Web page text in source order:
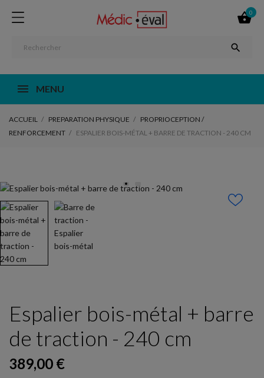

0

MENU
ACCUEIL PREPARATION PHYSIQUE
PROPRIOCEPTION /
RENFORCEMENT
ESPALIER BOIS-MÉTAL + BARRE DE TRACTION - 240 CM
Espalier bois-métal + barre
de traction - 240 cm
389,00 €